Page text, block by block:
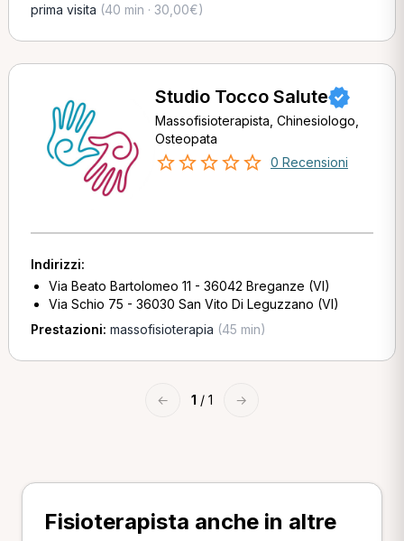
prima visita (40 min · 30,00€)
Studio Tocco Salute
Massofisioterapista, Chinesiologo,
Osteopata
0 Recensioni
Indirizzi:
Via Beato Bartolomeo 11 - 36042 Breganze (VI)
Via Schio 75 - 36030 San Vito Di Leguzzano (VI)
Prestazioni: massofisioterapia (45 min)
← 1 / 1 →
Fisioterapista anche in altre